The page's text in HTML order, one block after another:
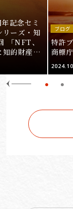
記念セミ
リーズ・知
「NFT、
知的財産
ブログ
特許
商標